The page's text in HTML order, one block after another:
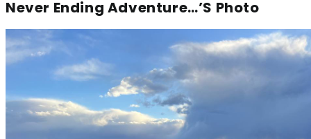
Never Ending Adventure…’s Photo